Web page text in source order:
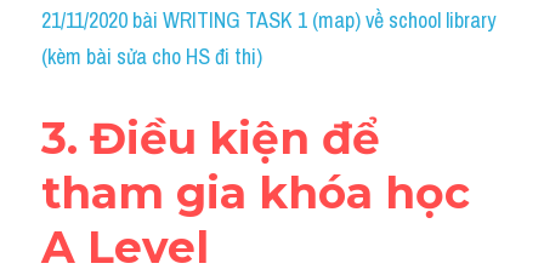
21/11/2020 bài WRITING TASK 1 (map) về school library
(kèm bài sửa cho HS đi thi)
3. Điều kiện để
tham gia khóa học
A Level